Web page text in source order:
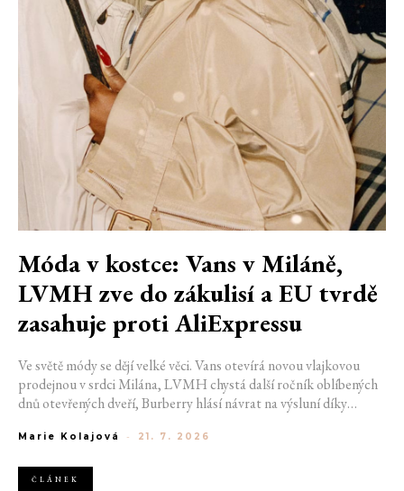
Móda v kostce: Vans v Miláně,
LVMH zve do zákulisí a EU tvrdě
zasahuje proti AliExpressu
Ve světě módy se dějí velké věci. Vans otevírá novou vlajkovou
prodejnou v srdci Milána, LVMH chystá další ročník oblíbených
dnů otevřených dveří, Burberry hlásí návrat na výsluní díky
AliExpress.
Marie Kolajová - 21. 7. 2026
ČLÁNEK